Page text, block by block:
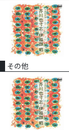
その他